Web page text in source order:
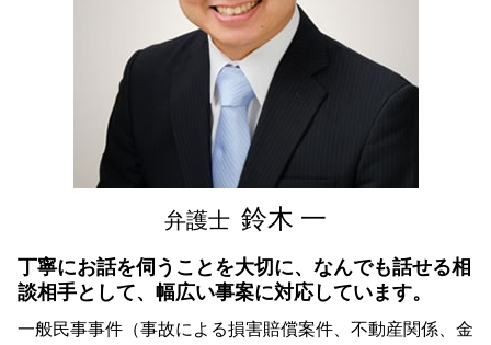
相続 手続き 期限
東京都 労働問題 弁護士 相談
中央区 不当解雇 弁護士 相談
千葉県 顧問弁護士 弁護士 相談
神奈川県 顧問弁護士 弁護士 相談
神奈川県 企業法務 弁護士 相談
中央区 遺留分 弁護士 相談
千葉県 慰謝料 弁護士 相談
弁護士 鈴木 一
丁寧にお話を伺うことを大切に、なんでも話せる相
談相手として、幅広い事案に対応しています。
一般民事事件（事故による損害賠償案件、不動産関係、金